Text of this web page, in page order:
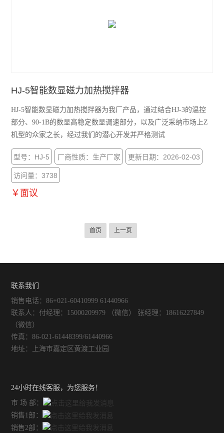
HJ-5智能数显磁力加热搅拌器
HJ-5智能数显磁力加热搅拌器为我厂产品，通过结合HJ-3的温控
部分、90-1B的数显高稳定数显调速部分，以及广泛采纳市场上Z
机型的众家之长，经过我们的潜心开发并严格测试
型号：HJ-5 厂商性质：生产厂家 更新日期：2026-02-03
访问量：3738
￥面议
首页 上一页
联系我们
销售电话：86+021-60410999 61440966
联系人：付经理：15000209979 （微信） 张经理：18616227849
（微信）
传真：86-021-61448399/61440966
地址：上海市嘉定区黄渡工业园
24小时在线客服，为您服务！
市 场 部：
销售1部：
销售2部：